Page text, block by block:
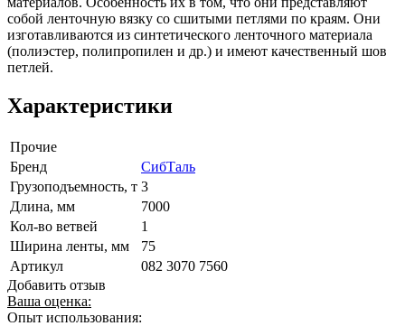
собой ленточную вязку со сшитыми петлями по краям. Они
изготавливаются из синтетического ленточного материала
(полиэстер, полипропилен и др.) и имеют качественный шов
петлей.
Характеристики
Прочие
Бренд
СибТаль
Грузоподъемность, т 3
Длина, мм
7000
Кол-во ветвей
1
Ширина ленты, мм
75
Артикул
082 3070 7560
Добавить отзыв
Ваша оценка:
Опыт использования: